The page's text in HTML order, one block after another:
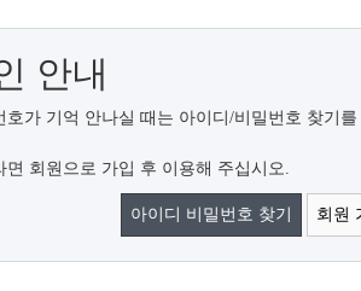
안내
호가 기억 안나실 때는 아이디/비밀번호 찾기를
면 회원으로 가입 후 이용해 주십시오.
아이디 비밀번호 찾기 회원